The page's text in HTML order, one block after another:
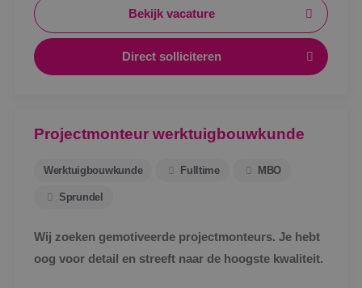
waar je aan toe bent.Bekijk vacature
Direct solliciteren
Projectmonteur werktuigbouwkunde
Werktuigbouwkunde Fulltime MBO
Sprundel
Wij zoeken gemotiveerde projectmonteurs. Je hebt
oog voor detail en streeft naar de hoogste kwaliteit.